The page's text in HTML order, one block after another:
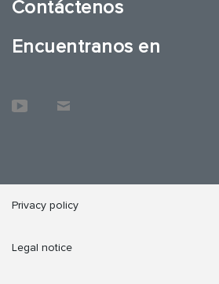
Contáctenos
Encuentranos en
Privacy policy
Legal notice